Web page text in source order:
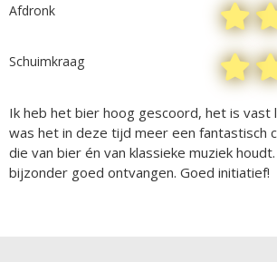
Afdronk
Schuimkraag
Ik heb het bier hoog gescoord, het is vast lekker.
was het in deze tijd meer een fantastisch
die van bier én van klassieke muziek houdt. Werd ook
bijzonder goed ontvangen. Goed initiatief!